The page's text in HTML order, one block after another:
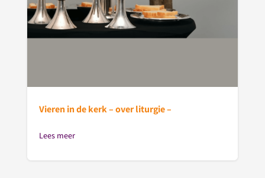
Vieren in de kerk – over liturgie –
Lees meer